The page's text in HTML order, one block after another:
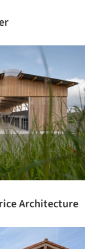
Architecture